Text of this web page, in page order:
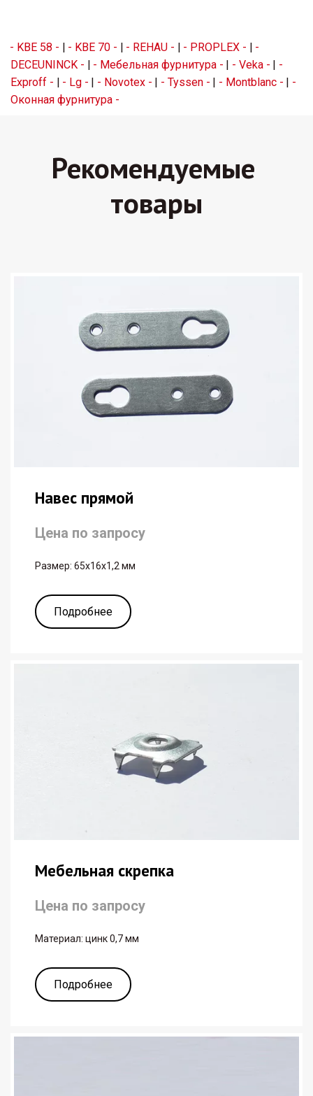
- KBE 58 - | - KBE 70 - | - REHAU - | - PROPLEX - | -
DECEUNINCK - | - Мебельная фурнитура - | - Veka - | -
Exproff - | - Lg - | - Novotex - | - Tyssen - | - Montblanc - | -
Оконная фурнитура -
Рекомендуемые
товары
Навес прямой
Цена по запросу
Размер: 65x16x1,2 мм
Подробнее
Мебельная скрепка
Цена по запросу
Материал: цинк 0,7 мм
Подробнее